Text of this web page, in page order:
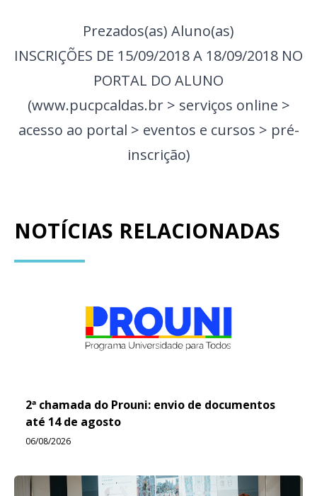
Prezados(as) Aluno(as)
INSCRIÇÕES DE 15/09/2018 A 18/09/2018 NO
PORTAL DO ALUNO
(www.pucpcaldas.br > serviços online >
acesso ao portal > eventos e cursos > pré-
inscrição)
NOTÍCIAS RELACIONADAS
2ª chamada do Prouni: envio de documentos
até 14 de agosto
06/08/2026